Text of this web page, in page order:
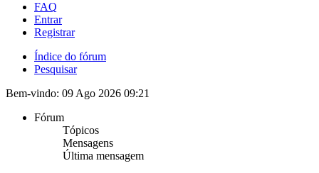
FAQ
Entrar
Registrar
Índice do fórum
Pesquisar
Bem-vindo: 09 Ago 2026 09:21
Fórum
Tópicos
Mensagens
Última mensagem